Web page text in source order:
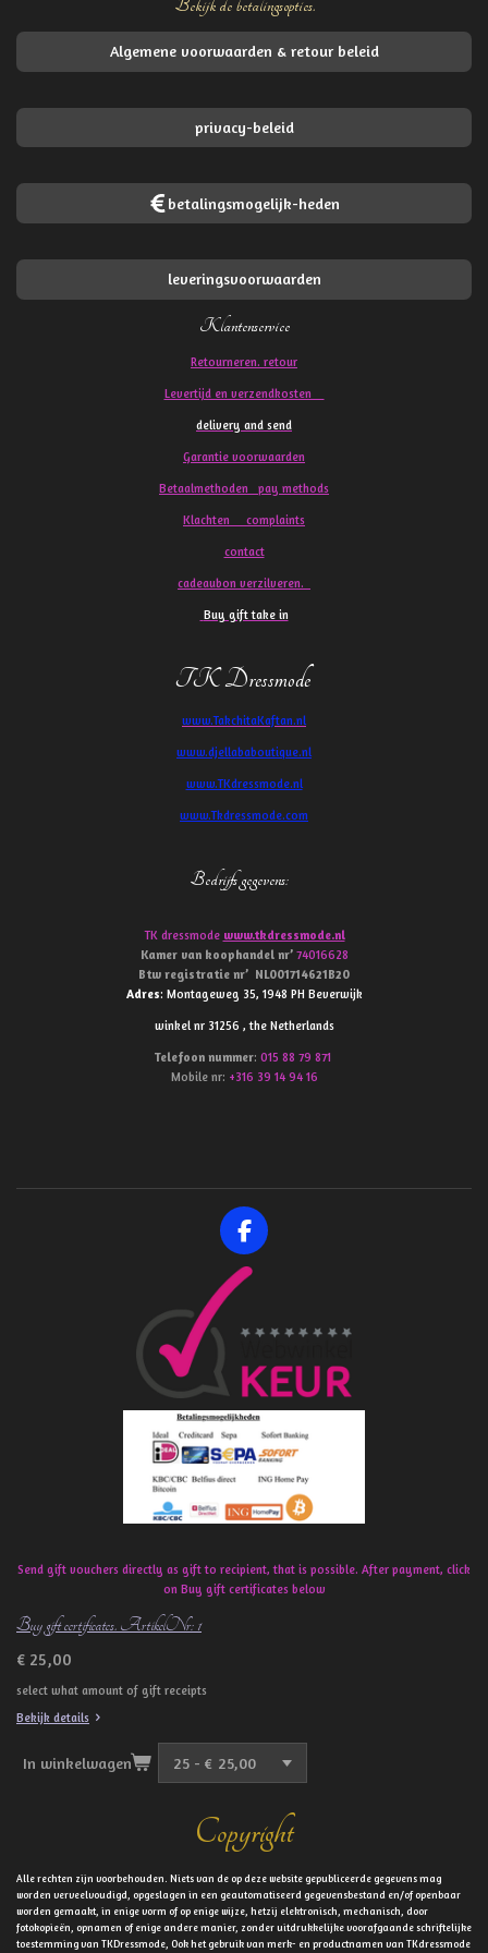
Bekijk de betalingsopties.
Algemene voorwaarden & retour beleid
privacy-beleid
betalingsmogelijk-heden
leveringsvoorwaarden
Klantenservice
Retourneren. retour
Levertijd en verzendkosten
delivery and send
Garantie voorwaarden
Betaalmethoden pay methods
Klachten complaints
contact
cadeaubon verzilveren.
Buy gift take in
TK Dressmode
www.TakchitaKaftan.nl
www.djellababoutique.nl
www.TKdressmode.nl
www.Tkdressmode.com
Bedrijfs gegevens:
TK dressmode www.tkdressmode.nl
Kamer van koophandel nr’ 74016628
Btw registratie nr’ NL001714621B20
Adres: Montageweg 35, 1948 PH Beverwijk
winkel nr 31256 , the Netherlands
Telefoon nummer: 015 88 79 871
Mobile nr: +316 39 14 94 16
F
a
c
b
o
k
Send gift vouchers directly as gift to recipient, that is possible. After payment, click
on Buy gift certificates below
Buy gift certificates. ArtikelNr: 1
€ 25,00
select what amount of gift receipts
Bekijk details
In winkelwagen
Copyright
Alle rechten zijn voorbehouden. Niets van de op deze website gepubliceerde gegevens mag
worden verveelvoudigd, opgeslagen in een geautomatiseerd gegevensbestand en/of openbaar
worden gemaakt, in enige vorm of op enige wijze, hetzij elektronisch, mechanisch, door
fotokopieën, opnamen of enige andere manier, zonder uitdrukkelijke voorafgaande schriftelijke
toestemming van TKDressmode, Ook het gebruik van merk- en productnamen van TKdressmode